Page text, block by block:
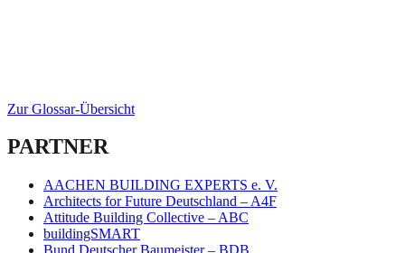
Zur Glossar-Übersicht
PARTNER
AACHEN BUILDING EXPERTS e. V.
Architects for Future Deutschland – A4F
Attitude Building Collective – ABC
buildingSMART